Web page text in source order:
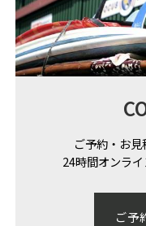
ご予約・お見
24時間オンライ
ご予